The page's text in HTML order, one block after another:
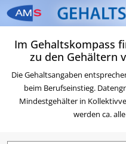
Im Gehaltskompass
zu den Gehältern
Die Gehaltsangaben
beim Berufseinstieg.
Mindestgehälter in
werden ca.